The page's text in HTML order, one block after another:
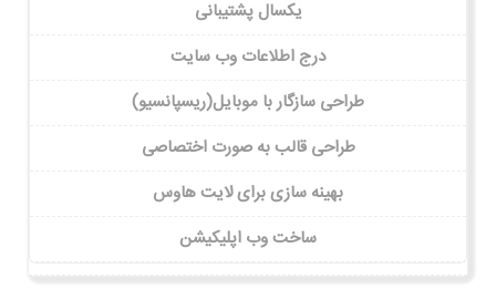
یکسال پشتیبانی
درج اطلاعات وب سایت
طراحی سازگار با موبایل(ریسپانسیو)
طراحی قالب به صورت اختصاصی
بهینه سازی برای لایت هاوس
ساخت وب اپلیکیشن